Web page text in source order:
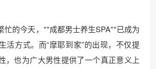
忙的今天，**成都男士养生SPA**已成为
活方式。而“摩耶到家”的出现，不仅提
，也为广大男性提供了一个真正意义上